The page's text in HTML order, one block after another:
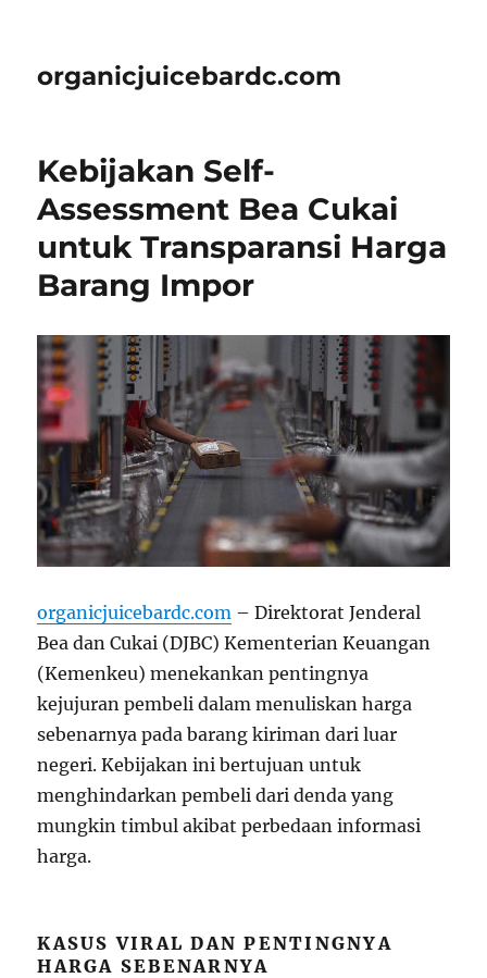
organicjuicebardc.com
Kebijakan Self-
Assessment Bea Cukai
untuk Transparansi Harga
Barang Impor
organicjuicebardc.com – Direktorat Jenderal
Bea dan Cukai (DJBC) Kementerian Keuangan
(Kemenkeu) menekankan pentingnya
kejujuran pembeli dalam menuliskan harga
sebenarnya pada barang kiriman dari luar
negeri. Kebijakan ini bertujuan untuk
menghindarkan pembeli dari denda yang
mungkin timbul akibat perbedaan informasi
harga.
KASUS VIRAL DAN PENTINGNYA
HARGA SEBENARNYA